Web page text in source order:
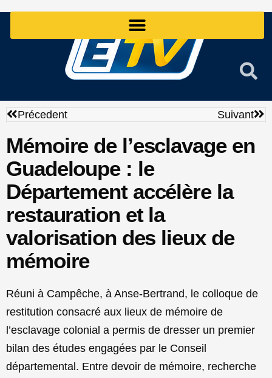
Précédent
Précedent Suivant
Mémoire de l’esclavage en
Guadeloupe : le
Département accélère la
restauration et la
valorisation des lieux de
mémoire
Réuni à Campêche, à Anse-Bertrand, le colloque de
restitution consacré aux lieux de mémoire de
l’esclavage colonial a permis de dresser un premier
bilan des études engagées par le Conseil
départemental. Entre devoir de mémoire, recherche